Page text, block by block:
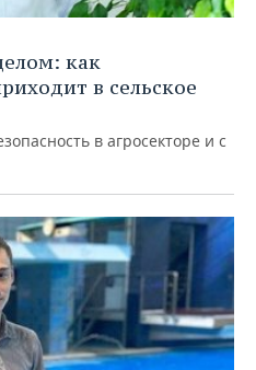
как
в сельское
в агросекторе и с